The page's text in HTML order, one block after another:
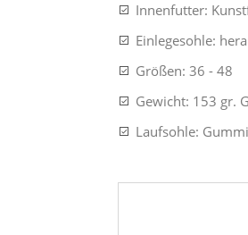
Innenfutter:
Einlegesohle:
Größen: 36 - 48
Gewicht: 153 gr.
Laufsohle: